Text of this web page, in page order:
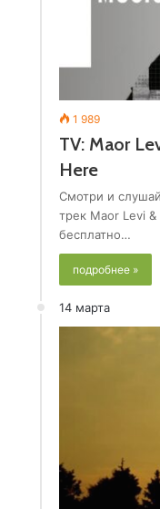
1 989
TV: Maor
Here
Смотри и
трек Maor Levi
бесплатно…
подробнее »
14 марта